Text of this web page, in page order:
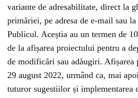
variante de adresabilitate, direct la
primăriei, pe adresa de e-mail sau
Publicul. Aceștia au un termen de
de la afișarea proiectului pentru a
de modificări sau adăugiri.
29 august 2022, urmând ca, mai
tuturor sugestiilor și implementarea